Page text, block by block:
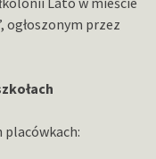
ogłoszonym przez
placówkach: